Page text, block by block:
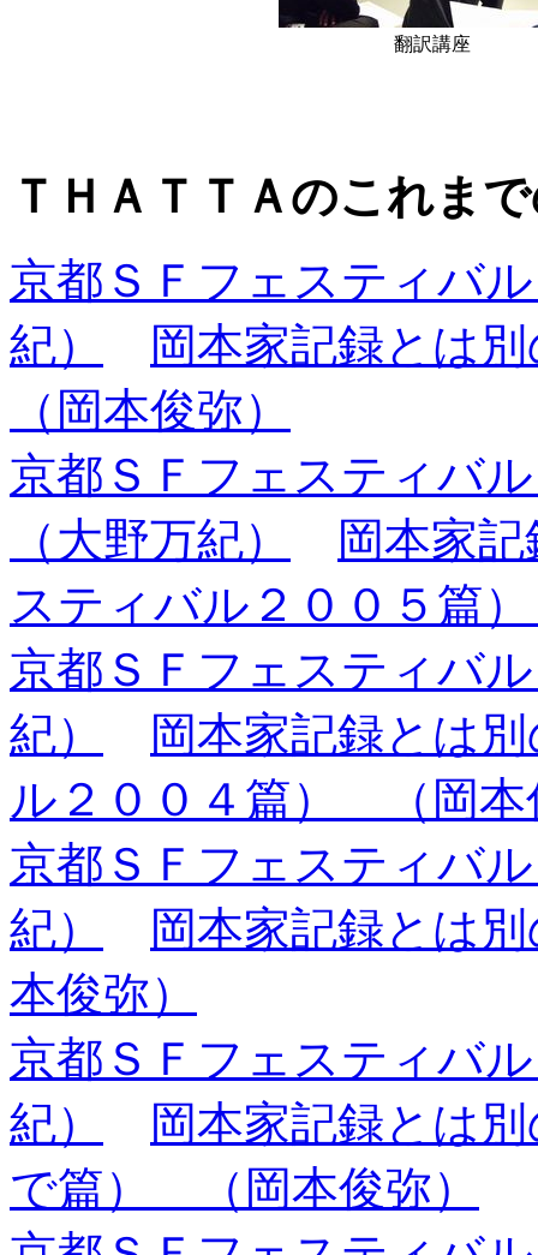
翻訳講座
ＴＨＡＴＴＡのこれま
京都ＳＦフェスティバ
紀）
岡本家記録とは
（岡本俊弥）
京都ＳＦフェスティバ
（大野万紀）
岡本家
スティバル２００５篇
京都ＳＦフェスティバ
紀）
岡本家記録とは
ル２００４篇） （岡本
京都ＳＦフェスティバ
紀）
岡本家記録とは
本俊弥）
京都ＳＦフェスティバ
紀）
岡本家記録とは
で篇） （岡本俊弥）